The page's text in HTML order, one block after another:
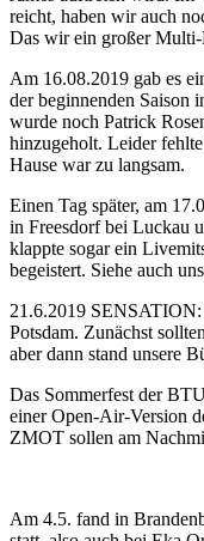
reicht, haben wir auch
Das wir ein großer Multi-
Am 16.08.2019 gab es
der beginnenden Saison
wurde noch Patrick
hinzugeholt. Leider
Hause war zu langsam.
Einen Tag später, am
in Freesdorf bei Luckau
klappte sogar ein
begeistert. Siehe auch
21.6.2019
Potsdam. Zunächst
aber dann stand unsere
Das Sommerfest der
einer Open-Air-Version
ZMOT sollen am
Am 4.5. fand in